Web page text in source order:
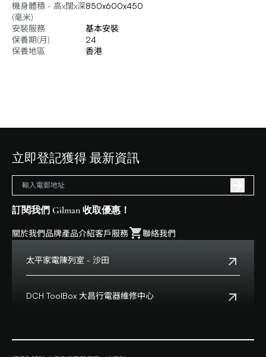
機身體積 - 高x闊x深
(毫米)
850x600x450
安裝服務
基本安裝
保養期(月)
24
保養地區
香港
立即登記獲得 最新資訊
訂閱我們 Gilman 收取優惠！
關於我們品牌產品介紹客戶服務 聯絡我們
太平家電陳列室 - 沙田
地址:
沙田鄉事會路138號HomeSquare 357-358舖
DCH ToolBox 大昌行電器維修中心